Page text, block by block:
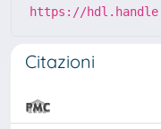
https://
Citazioni